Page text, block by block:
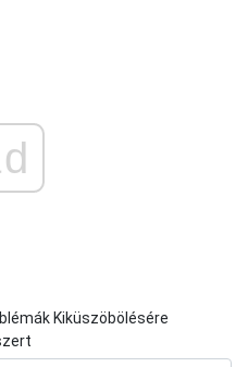
Kiküszöbölésére